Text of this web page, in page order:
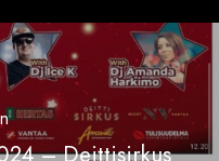
– Deittisirkus